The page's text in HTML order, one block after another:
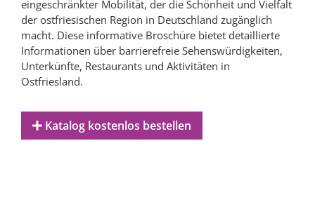
eingeschränkter Mobilität, der die Schönheit und Vielfalt
der ostfriesischen Region in Deutschland zugänglich
macht. Diese informative Broschüre bietet detaillierte
Informationen über barrierefreie Sehenswürdigkeiten,
Unterkünfte, Restaurants und Aktivitäten in
Ostfriesland.
Katalog kostenlos bestellen